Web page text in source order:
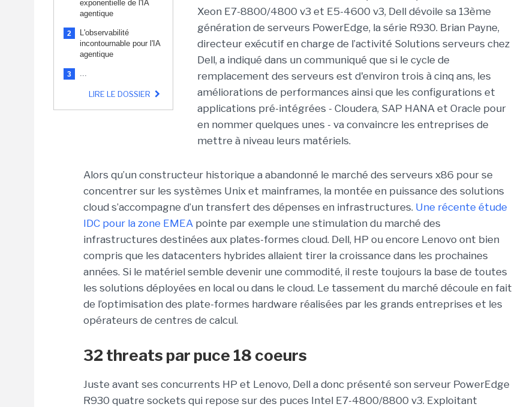
exponentielle de l'IA
agentique
2
L'observabilité
incontournable pour l'IA
agentique
3 ...
LIRE LE DOSSIER
Xeon E7-8800/4800 v3 et E5-4600 v3, Dell dévoile sa 13ème
génération de serveurs PowerEdge, la série R930. Brian Payne,
directeur exécutif en charge de l’activité Solutions serveurs chez
Dell, a indiqué dans un communiqué que si le cycle de
remplacement des serveurs est d'environ trois à cinq ans, les
améliorations de performances ainsi que les configurations et
applications pré-intégrées - Cloudera, SAP HANA et Oracle pour
en nommer quelques unes - va convaincre les entreprises de
mettre à niveau leurs matériels.
Alors qu’un constructeur historique a abandonné le marché des serveurs x86 pour se
concentrer sur les systèmes Unix et mainframes, la montée en puissance des solutions
cloud s’accompagne d’un transfert des dépenses en infrastructures. Une récente étude
IDC pour la zone EMEA pointe par exemple une stimulation du marché des
infrastructures destinées aux plates-formes cloud. Dell, HP ou encore Lenovo ont bien
compris que les datacenters hybrides allaient tirer la croissance dans les prochaines
années. Si le matériel semble devenir une commodité, il reste toujours la base de toutes
les solutions déployées en local ou dans le cloud. Le tassement du marché découle en fait
de l’optimisation des plate-formes hardware réalisées par les grands entreprises et les
opérateurs de centres de calcul.
32 threats par puce 18 coeurs
Juste avant ses concurrents HP et Lenovo, Dell a donc présenté son serveur PowerEdge
R930 quatre sockets qui repose sur des puces Intel E7-4800/8800 v3. Exploitant